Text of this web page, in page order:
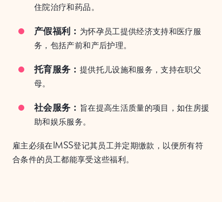
住院治疗和药品。
产假福利： 为怀孕员工提供经济支持和医疗服
务，包括产前和产后护理。
托育服务： 提供托儿设施和服务，支持在职父
母。
社会服务： 旨在提高生活质量的项目，如住房援
助和娱乐服务。
雇主必须在IMSS登记其员工并定期缴款，以便所有符
合条件的员工都能享受这些福利。